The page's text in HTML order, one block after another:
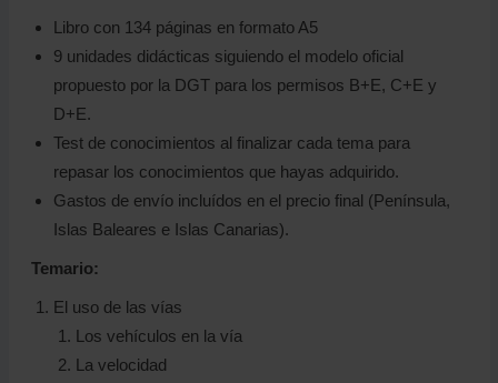
Libro con 134 páginas en formato A5
9 unidades didácticas siguiendo el modelo oficial
propuesto por la DGT para los permisos B+E, C+E y
D+E.
Test de conocimientos al finalizar cada tema para
repasar los conocimientos que hayas adquirido.
Gastos de envío incluídos en el precio final (Península,
Islas Baleares e Islas Canarias).
Temario:
El uso de las vías
Los vehículos en la vía
La velocidad